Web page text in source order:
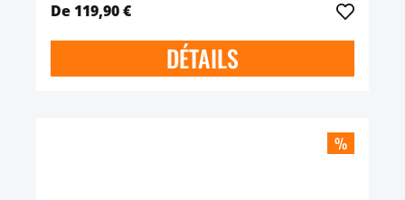
De 119,90 €
DÉTAILS
%